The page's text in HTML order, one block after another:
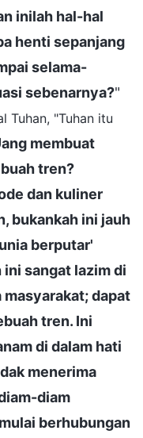
inilah hal-hal
henti sepanjang
selama-
sebenarnya?"
Tuhan, "Tuhan itu
membuat
tren?
dan kuliner
bukankah ini jauh
berputar'
ini sangat lazim di
dapat
tren. Ini
di dalam hati
menerima
diam
berhubungan